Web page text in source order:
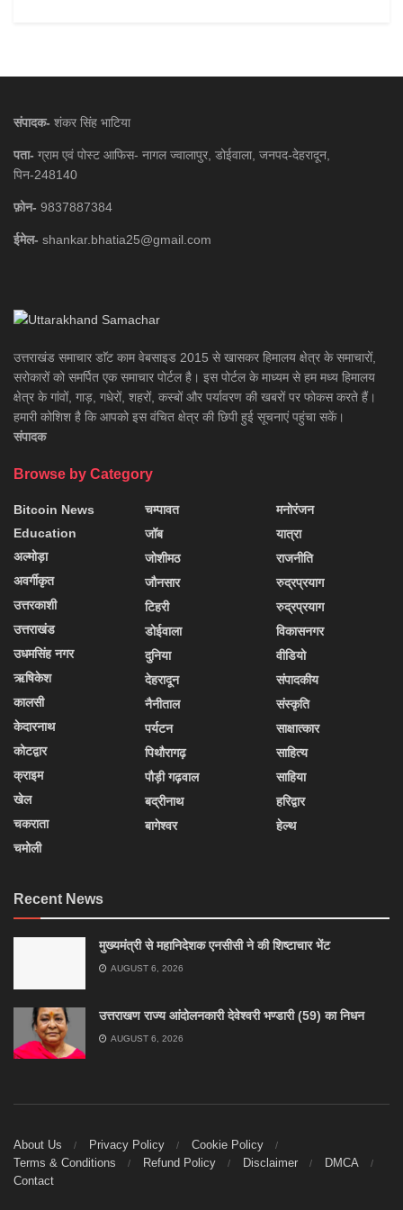
संपादक- शंकर सिंह भाटिया
पता- ग्राम एवं पोस्ट आफिस- नागल ज्वालापुर, डोईवाला, जनपद-देहरादून,
पिन-248140
फ़ोन- 9837887384
ईमेल- shankar.bhatia25@gmail.com
उत्तराखंड समाचार डाॅट काम वेबसाइड 2015 से खासकर हिमालय क्षेत्र के समाचारों,
सरोकारों को समर्पित एक समाचार पोर्टल है। इस पोर्टल के माध्यम से हम मध्य हिमालय
क्षेत्र के गांवों, गाड़, गधेरों, शहरों, कस्बों और पर्यावरण की खबरों पर फोकस करते हैं।
हमारी कोशिश है कि आपको इस वंचित क्षेत्र की छिपी हुई सूचनाएं पहुंचा सकें।
संपादक
Browse by Category
Bitcoin News
Education
अल्मोड़ा
अवर्गीकृत
उत्तरकाशी
उत्तराखंड
उधमसिंह नगर
ऋषिकेश
कालसी
केदारनाथ
कोटद्वार
क्राइम
खेल
चकराता
चमोली
चम्पावत
जॉब
जोशीमठ
जौनसार
टिहरी
डोईवाला
दुनिया
देहरादून
नैनीताल
पर्यटन
पिथौरागढ़
पौड़ी गढ़वाल
बद्रीनाथ
बागेश्वर
मनोरंजन
यात्रा
राजनीति
रुद्रप्रयाग
रुद्रप्रयाग
विकासनगर
वीडियो
संपादकीय
संस्कृति
साक्षात्कार
साहित्य
साहिया
हरिद्वार
हेल्थ
Recent News
मुख्यमंत्री से महानिदेशक एनसीसी ने की शिष्टाचार भेंट
AUGUST 6, 2026
उत्तराखण राज्य आंदोलनकारी देवेश्वरी भण्डारी (59) का निधन
AUGUST 6, 2026
About Us Privacy Policy
Cookie Policy
Terms & Conditions
Refund Policy Disclaimer
DMCA
Contact